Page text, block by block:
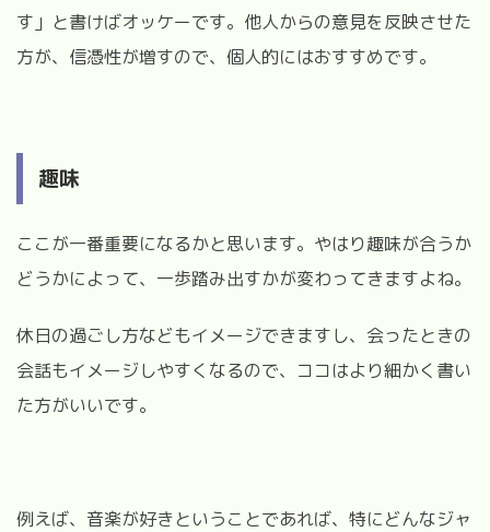
す」と書けばオッケーです。他人からの意見を反映させた
方が、信憑性が増すので、個人的にはおすすめです。
趣味
ここが一番重要になるかと思います。やはり趣味が合うか
どうかによって、一歩踏み出すかが変わってきますよね。
休日の過ごし方などもイメージできますし、会ったときの
会話もイメージしやすくなるので、ココはより細かく書い
た方がいいです。
例えば、音楽が好きということであれば、特にどんなジャ